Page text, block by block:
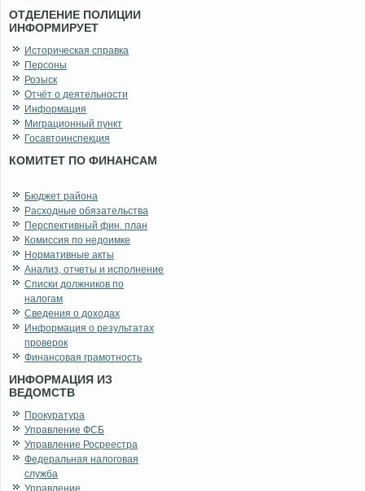
ОТДЕЛЕНИЕ ПОЛИЦИИ
ИНФОРМИРУЕТ
Историческая справка
Персоны
Розыск
Отчёт о деятельности
Информация
Миграционный пункт
Госавтоинспекция
КОМИТЕТ ПО ФИНАНСАМ
Бюджет района
Расходные обязательства
Перспективный фин. план
Комиссия по недоимке
Нормативные акты
Анализ, отчеты и исполнение
Списки должников по
налогам
Сведения о доходах
Информация о результатах
проверок
Финансовая грамотность
ИНФОРМАЦИЯ ИЗ
ВЕДОМСТВ
Прокуратура
Управление ФСБ
Управление Росреестра
Федеральная налоговая
служба
Управление